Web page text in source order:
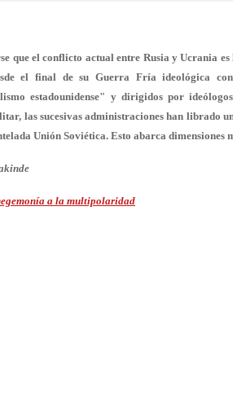
que el conflicto actual entre Rusia y Ucrania
el final de su Guerra Fría ideológica
estadounidense" y dirigidos por
las sucesivas administraciones han librado
Unión Soviética. Esto abarca
a la multipolaridad